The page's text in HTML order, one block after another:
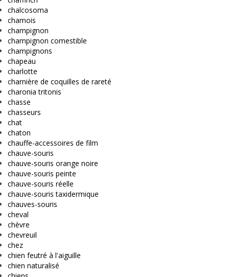
chalcosoma
chamois
champignon
champignon comestible
champignons
chapeau
charlotte
charnière de coquilles de rareté
charonia tritonis
chasse
chasseurs
chat
chaton
chauffe-accessoires de film
chauve-souris
chauve-souris orange noire
chauve-souris peinte
chauve-souris réelle
chauve-souris taxidermique
chauves-souris
cheval
chèvre
chevreuil
chez
chien feutré à l'aiguille
chien naturalisé